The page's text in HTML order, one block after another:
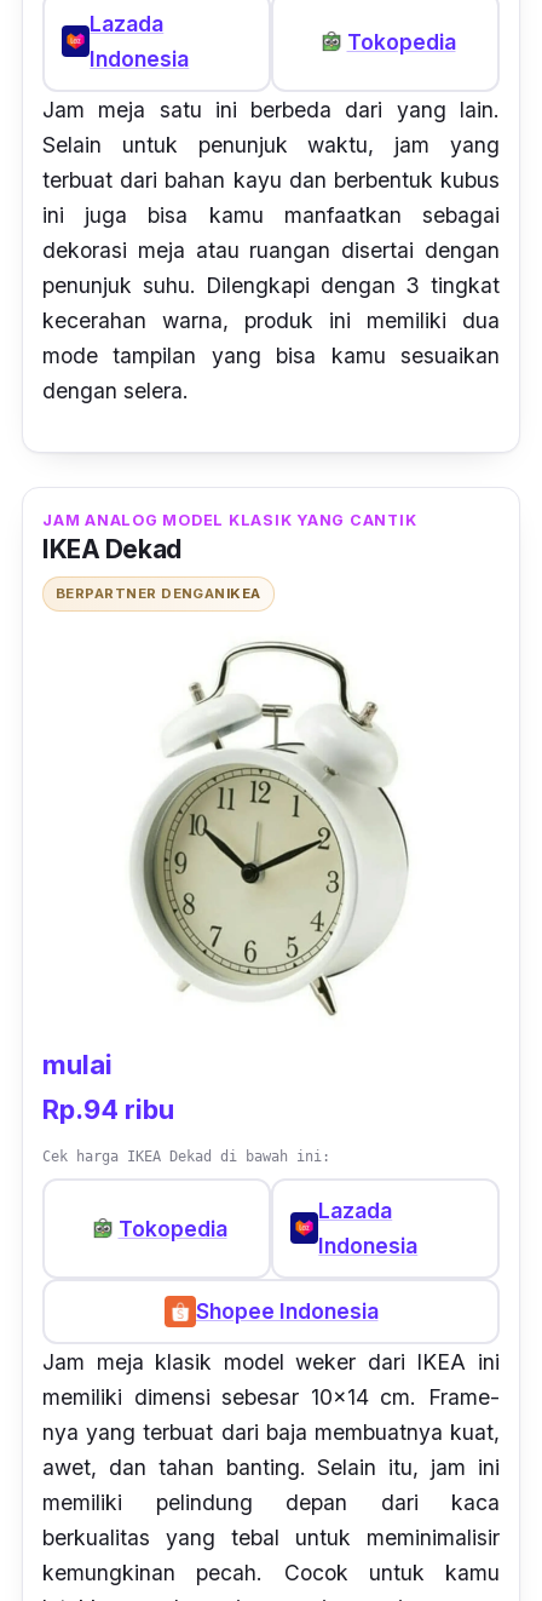
Lazada
Indonesia
Tokopedia
Jam meja satu ini berbeda dari yang lain.
Selain untuk penunjuk waktu, jam yang
terbuat dari bahan kayu dan berbentuk kubus
ini juga bisa kamu manfaatkan sebagai
dekorasi meja atau ruangan disertai dengan
penunjuk suhu. Dilengkapi dengan 3 tingkat
kecerahan warna, produk ini memiliki dua
mode tampilan yang bisa kamu sesuaikan
dengan selera.
JAM ANALOG MODEL KLASIK YANG CANTIK
IKEA Dekad
BERPARTNER DENGAN IKEA
mulai
Rp.94 ribu
Cek harga IKEA Dekad di bawah ini:
Tokopedia
Lazada
Indonesia
Shopee Indonesia
Jam meja klasik model weker dari IKEA ini
memiliki dimensi sebesar 10x14 cm. Frame-
nya yang terbuat dari baja membuatnya kuat,
awet, dan tahan banting. Selain itu, jam ini
memiliki pelindung depan dari kaca
berkualitas yang tebal untuk meminimalisir
kemungkinan pecah. Cocok untuk kamu